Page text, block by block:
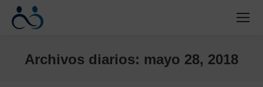
Archivos diarios: mayo 28, 2018